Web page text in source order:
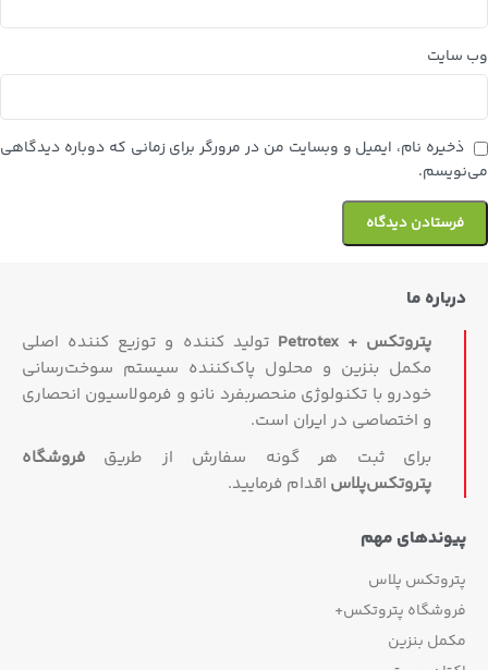
وب‌ سایت
ذخیره نام، ایمیل و وبسایت من در مرورگر برای زمانی که دوباره دیدگاهی
می‌نویسم.
درباره ما
پتروتکس + Petrotex
تولید کننده و توزیع کننده اصلی
مکمل بنزین و محلول پاک‌کننده سیستم سوخت‌رسانی
خودرو با تکنولوژی منحصربفرد نانو و فرمولاسیون انحصاری
و اختصاصی در ایران است.
برای ثبت هر گونه سفارش از طریق فروشگاه
پتروتکس‏‌پلاس اقدام فرمایید.
پیوندهای مهم
پتروتکس پلاس
فروشگاه پتروتکس+
مکمل بنزین